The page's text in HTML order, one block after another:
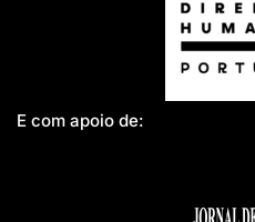
E com apoio de: